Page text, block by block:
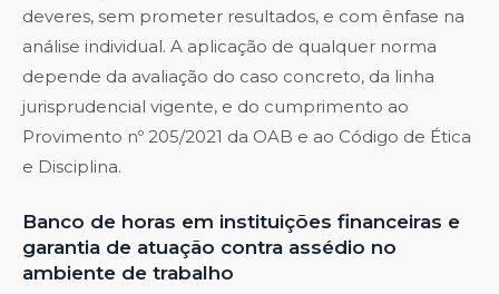
deveres, sem prometer resultados, e com ênfase na
análise individual. A aplicação de qualquer norma
depende da avaliação do caso concreto, da linha
jurisprudencial vigente, e do cumprimento ao
Provimento nº 205/2021 da OAB e ao Código de Ética
e Disciplina.
Banco de horas em instituições financeiras e
garantia de atuação contra assédio no
ambiente de trabalho